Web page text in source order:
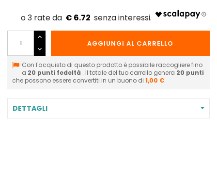
€ 6.72
AGGIUNGI AL CARRELLO
Con l'acquisto di questo prodotto è possibile raccogliere fino
a 20 punti fedeltà . Il totale del tuo carrello genera 20 punti
che possono essere convertiti in un buono di 1,00 €.
DETTAGLI